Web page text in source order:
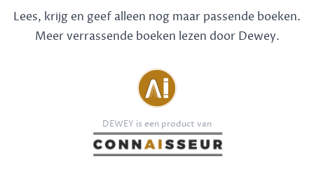
Lees, krijg en geef alleen nog maar passende boeken.
Meer verrassende boeken lezen door Dewey.
DEWEY is een product van